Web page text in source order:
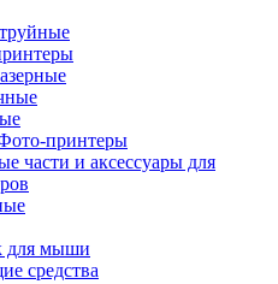
принтеры
части и аксессуары для
для мыши
средства